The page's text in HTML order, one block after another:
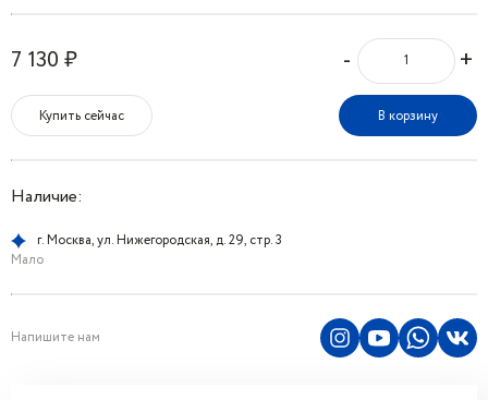
7 130 ₽ - +
Купить сейчас В корзину
Наличие:
г. Москва, ул. Нижегородская, д. 29, стр. 3
Мало
Напишите нам